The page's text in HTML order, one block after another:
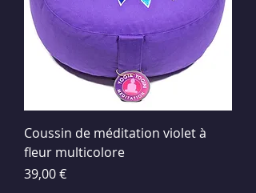
Coussin de méditation violet à
fleur multicolore
Prix
39,00 €